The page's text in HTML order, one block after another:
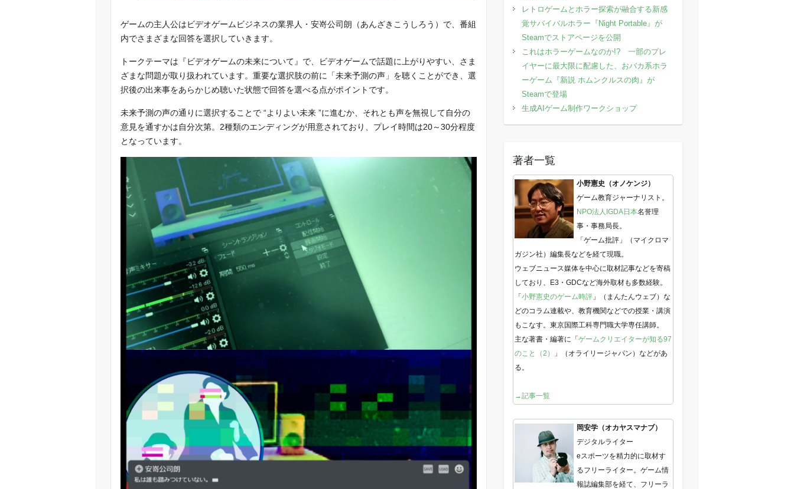
ゲームの主人公はビデオゲームビジネスの業界人・安嵜公司朗（あんざきこうしろう）で、番組
内でさまざまな回答を選択していきます。
トークテーマは『ビデオゲームの未来について』で、ビデオゲームで話題に上がりやすい、さま
ざまな問題が取り扱われています。重要な選択肢の前に「未来予測の声」を聴くことができ、選
択後の出来事をあらかじめ聴いた状態で回答を選べる点がポイントです。
未来予測の声の通りに選択することで “よりよい未来 ”に進むか、それとも声を無視して自分の
意見を通すかは自分次第。2種類のエンディングが用意されており、プレイ時間は20～30分程度
となっています。
レトロゲームとホラー探索が融合する新感
覚サバイバルホラー『Night Portable』が
Steamでストアページを公開
これはホラーゲームなのか!? 一部のプレ
イヤーに最大限に配慮した、おバカ系ホラ
ーゲーム『新説 ホムンクルスの肉』が
Steamで登場
生成AIゲーム制作ワークショップ
著者一覧
小野憲史（オノケンジ）
ゲーム教育ジャーナリスト。
NPO法人IGDA日本名誉理
事・事務局長。
「ゲーム批評」（マイクロマ
ガジン社）編集長などを経て現職。
ウェブニュース媒体を中心に取材記事などを寄稿
しており、E3・GDCなど海外取材も多数経験。
「 小野憲史のゲーム時評」（まんたんウェブ）な
どのコラム連載や、教育機関などでの授業・講演
もこなす。東京国際工科専門職大学専任講師。
主な著書・編著に「 ゲームクリエイターが知る97
のこと（2）
」（オライリージャパン）などがあ
る。
→記事一覧
岡安学（オカヤスマナブ）
デジタルライター
eスポーツを精力的に取材す
るフリーライター。ゲーム情
報誌編集部を経て、フリーラ